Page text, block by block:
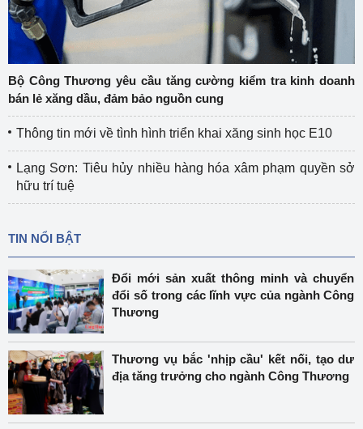
Bộ Công Thương yêu cầu tăng cường kiểm tra kinh doanh
bán lẻ xăng dầu, đảm bảo nguồn cung
Thông tin mới về tình hình triển khai xăng sinh học E10
Lạng Sơn: Tiêu hủy nhiều hàng hóa xâm phạm quyền sở
hữu trí tuệ
TIN NỔI BẬT
Đổi mới sản xuất thông minh và chuyển
đổi số trong các lĩnh vực của ngành Công
Thương
Thương vụ bắc 'nhịp cầu' kết nối, tạo dư
địa tăng trưởng cho ngành Công Thương